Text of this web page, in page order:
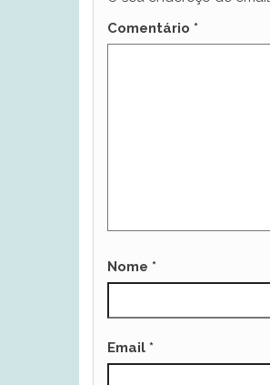
Comentário *
Nome *
Email *